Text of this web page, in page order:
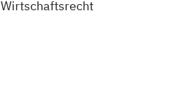
Wirtschaftsrecht